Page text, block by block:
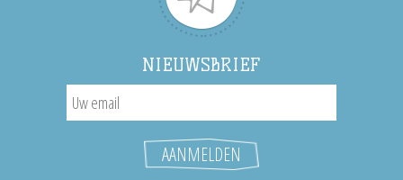
NIEUWSBRIEF